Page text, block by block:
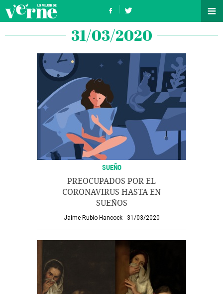
31/03/2020
SUEÑO
PREOCUPADOS POR EL
CORONAVIRUS HASTA EN
SUEÑOS
Jaime Rubio Hancock 31/03/2020